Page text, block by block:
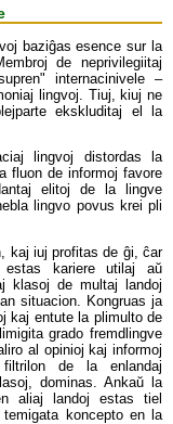
baziĝas esence sur la
de neprivilegiitaj
internacinivele –
lingvoj. Tiuj, kiuj ne
ekskluditaj el la
lingvoj distordas la
fluon de informoj favore
elitoj de la lingve
lingvo povus krei pli
kaj iuj profitas de ĝi, ĉar
kariere utilaj aŭ
klasoj de multaj landoj
situacion. Kongruas ja
kaj entute la plimulto de
grado fremdlingve
al opinioj kaj informoj
de la enlandaj
dominas. Ankaŭ la
aliaj landoj estas tiel
koncepto en la